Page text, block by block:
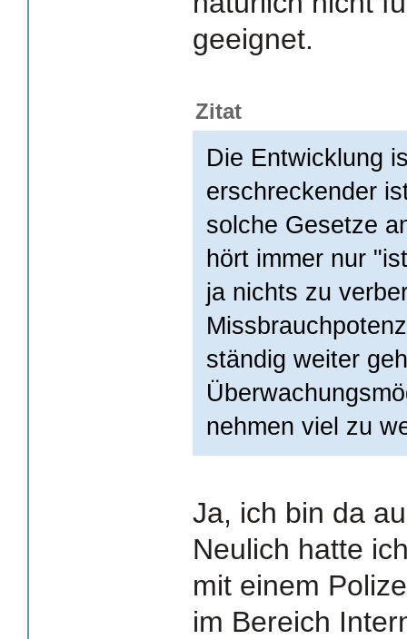
geeignet.
Zitat
Die Entwicklung
erschreckender
solche Gesetze
hört immer nur
ja nichts zu
ständig weiter
nehmen viel zu
Ja, ich bin da
Neulich hatte
mit einem
im Bereich